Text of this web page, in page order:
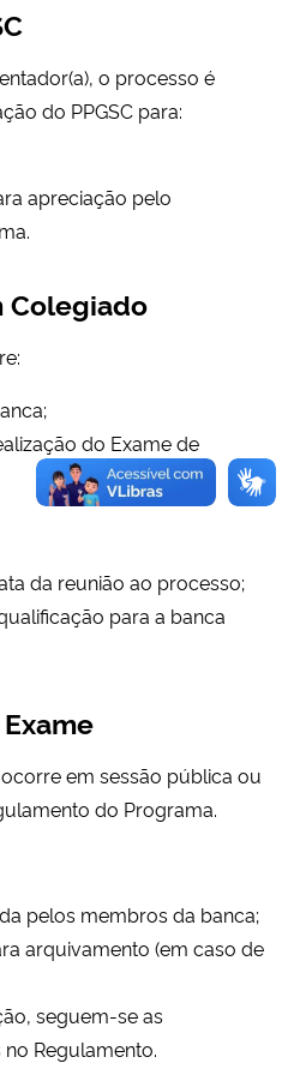
o processo é
do PPGSC para:
apreciação pelo
Colegiado
do Exame de
da reunião ao processo;
para a banca
em sessão pública ou
do Programa.
pelos membros da banca;
arquivamento (em caso de
seguem-se as
Regulamento.